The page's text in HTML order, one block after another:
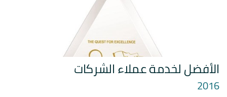
الأفضل لخدمة عملاء الشركات
2016